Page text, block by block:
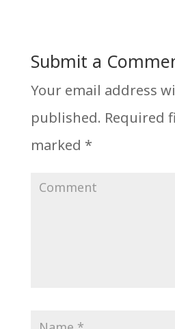
Submit a
Your email address
published. Required
marked *